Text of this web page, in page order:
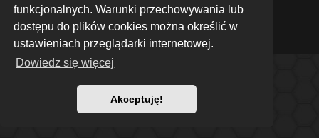
funkcjonalnych. Warunki przechowywania lub
dostępu do plików cookies można określić w
ustawieniach przeglądarki internetowej.
Dowiedz się więcej
Akceptuję!
Hexagon style by
Technologię dostarczaphpBB® Forum Software © phpBB Limited
Polski pakiet językowy dostarczaphpBB.pl
Zasady ochrony danych osobowych|Regulamin